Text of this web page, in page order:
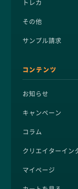
トレカ
その他
サンプル請求
コンテンツ
お知らせ
キャンペーン
コラム
クリエイターイン
マイページ